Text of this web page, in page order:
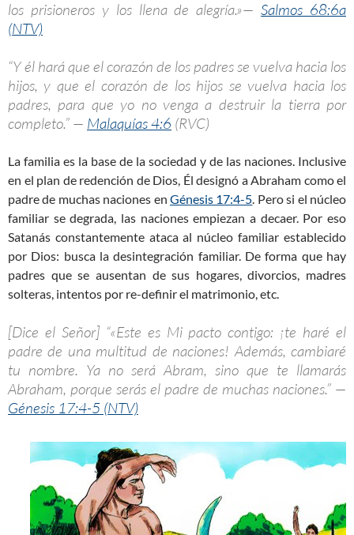
los prisioneros y los llena de alegría.»—Salmos 68:6a
(NTV)
“Y él hará que el corazón de los padres se vuelva hacia los
hijos, y que el corazón de los hijos se vuelva hacia los
padres, para que yo no venga a destruir la tierra por
completo.” — Malaquías 4:6 (RVC)
La familia es la base de la sociedad y de las naciones. Inclusive
en el plan de redención de Dios, Él designó a Abraham como el
padre de muchas naciones en Génesis 17:4-5. Pero si el núcleo
familiar se degrada, las naciones empiezan a decaer. Por eso
Satanás constantemente ataca al núcleo familiar establecido
por Dios: busca la desintegración familiar. De forma que hay
padres que se ausentan de sus hogares, divorcios, madres
solteras, intentos por re-definir el matrimonio, etc.
[Dice el Señor] “«Este es Mi pacto contigo: ¡te haré el
padre de una multitud de naciones! Además, cambiaré
tu nombre. Ya no será Abram, sino que te llamarás
Abraham, porque serás el padre de muchas naciones.” —
Génesis 17:4-5 (NTV)